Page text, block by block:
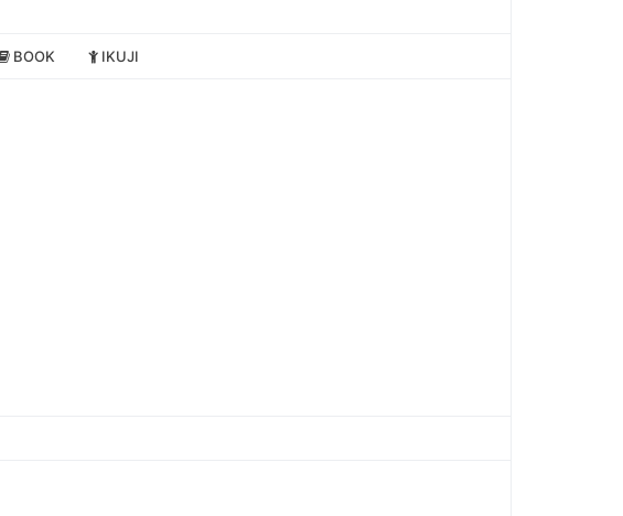
BOOK IKUJI